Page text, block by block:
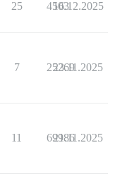
25 4503
16.12.2025
7 25269
23.11.2025
11 69986
21.11.2025